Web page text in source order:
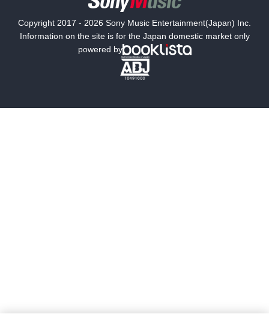
海外小説
ミステリー SF
文学
芸術・アート 映画・音楽・演劇
Copyright 2017 - 2026 Sony Music Entertainment(Japan) Inc.
Information on the site is for the Japan domestic market only
powered by